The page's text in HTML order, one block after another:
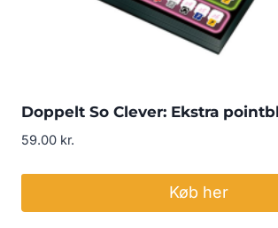
Doppelt So Clever: Ekstra
59.00 kr.
Køb her